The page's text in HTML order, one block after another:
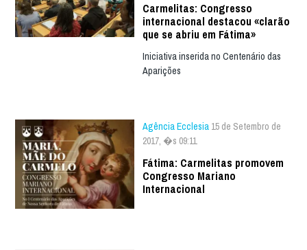
Carmelitas: Congresso
internacional destacou «clarão
que se abriu em Fátima»
Iniciativa inserida no Centenário das
Aparições
Agência Ecclesia 15 de Setembro de
2017, �s 09:11
Fátima: Carmelitas promovem
Congresso Mariano
Internacional